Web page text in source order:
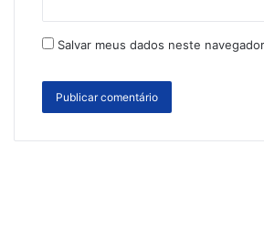
Salvar meus dados neste